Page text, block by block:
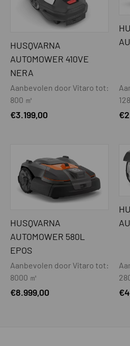
Systematisch maaien van
strook
Automatische smalle doorgang
detectie
MAAISYSTEEM
Extra maaisysteem t.b.v.
(EdgeCut)
Extra zware maaimotor (t.b.v.
gras maaien)
Maaisysteem
Maaihoogte min-max - mm
Maaihoogte instelling
Maaibreedte - cm
Beschermplaat t.b.v. mesjes
HUSQVARNA
AUTOMOWER 410VE
NERA
Aanbevolen door Vitaro tot:
800 ㎡
€3.199,00 €
HUSQVARNA
AUTOMOWER 580L
EPOS
Aanbevolen door Vitaro tot:
8000 ㎡
€8.999,00 €